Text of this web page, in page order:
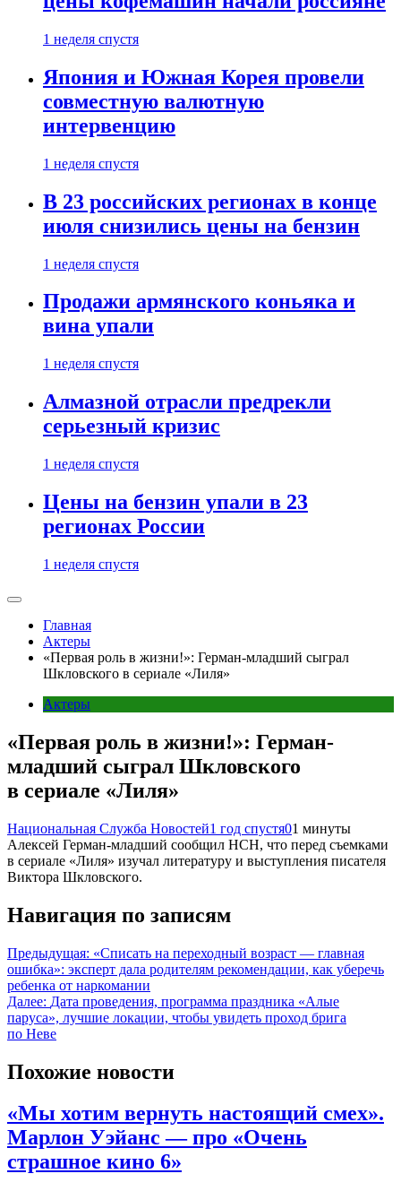
1 неделя спустя
Япония и Южная Корея провели
совместную валютную
интервенцию
1 неделя спустя
В 23 российских регионах в конце
июля снизились цены на бензин
1 неделя спустя
Продажи армянского коньяка и
вина упали
1 неделя спустя
Алмазной отрасли предрекли
серьезный кризис
1 неделя спустя
Цены на бензин упали в 23
регионах России
1 неделя спустя
Главная
Актеры
«Первая роль в жизни!»: Герман-младший сыграл
Шкловского в сериале «Лиля»
Актеры
«Первая роль в жизни!»: Герман-
младший сыграл Шкловского
в сериале «Лиля»
Национальная Служба Новостей1 год спустя01 минуты
Алексей Герман-младший сообщил НСН, что перед съемками
в сериале «Лиля» изучал литературу и выступления писателя
Виктора Шкловского.
Навигация по записям
Предыдущая: «Списать на переходный возраст — главная
ошибка»: эксперт дала родителям рекомендации, как уберечь
ребенка от наркомании
Далее: Дата проведения, программа праздника «Алые
паруса», лучшие локации, чтобы увидеть проход брига
по Неве
Похожие новости
«Мы хотим вернуть настоящий смех».
Марлон Уэйанс — про «Очень
страшное кино 6»